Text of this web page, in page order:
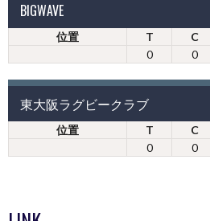
BIGWAVE
位置 T C
0
0
東大阪ラグビークラブ
位置 T C
0
0